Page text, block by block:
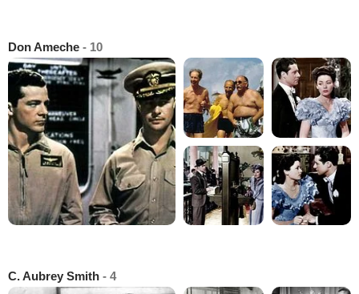
Don Ameche - 10
C. Aubrey Smith - 4